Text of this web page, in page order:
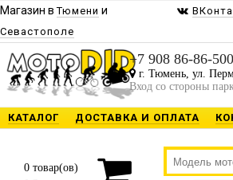
Магазин вТюмени и
Севастополе
+7 908 86-86-500
г. Тюмень, ул.
Вход со стороны
КАТАЛОГ ДОСТАВКА И ОПЛАТА
0 товар(ов)